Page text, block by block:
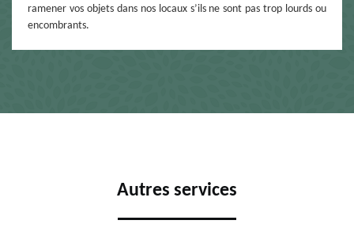
ramener vos objets dans nos locaux s’ils ne sont pas trop lourds ou
encombrants.
Autres services